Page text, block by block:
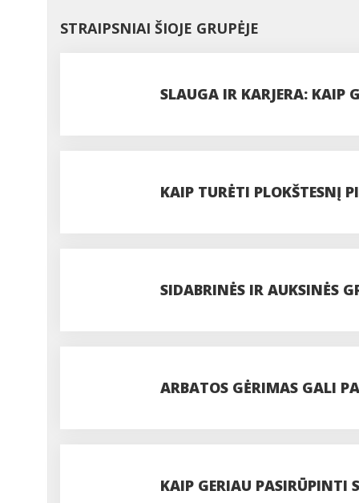
STRAIPSNIAI ŠIOJE GRUPĖJE
SLAUGA IR KARJERA: KAIP
KAIP TURĖTI PLOKŠTESNĮ
SIDABRINĖS IR AUKSINĖS
ARBATOS GĖRIMAS GALI
KAIP GERIAU PASIRŪPINTI